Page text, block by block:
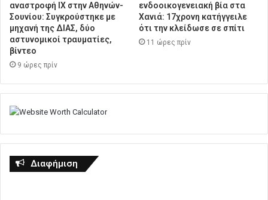
αναστροφή ΙΧ στην Αθηνών-
Σουνίου: Συγκρούστηκε με
μηχανή της ΔΙΑΣ, δύο
αστυνομικοί τραυματίες,
βίντεο
9 ώρες πρίν
ενδοοικογενειακή βία στα
Χανιά: 17χρονη κατήγγειλε
ότι την κλείδωσε σε σπίτι
11 ώρες πρίν
Διαφήμιση